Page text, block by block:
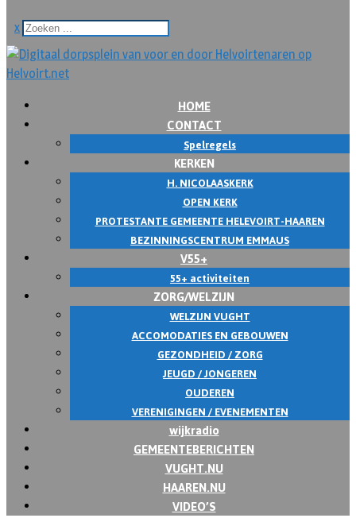
x
HOME
CONTACT
Spelregels
KERKEN
H. NICOLAASKERK
OPEN KERK
PROTESTANTE GEMEENTE HELEVOIRT-HAAREN
BEZINNINGSCENTRUM EMMAUS
V55+
55+ activiteiten
ZORG/WELZIJN
WELZIJN VUGHT
ACCOMODATIES EN GEBOUWEN
GEZONDHEID / ZORG
JEUGD / JONGEREN
OUDEREN
VERENIGINGEN / EVENEMENTEN
wijkradio
GEMEENTEBERICHTEN
VUGHT.NU
HAAREN.NU
VIDEO’S